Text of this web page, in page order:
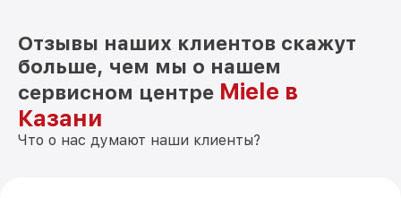
Отзывы наших клиентов скажут
больше, чем мы о нашем
сервисном центре Miele в
Казани
Что о нас думают наши клиенты?